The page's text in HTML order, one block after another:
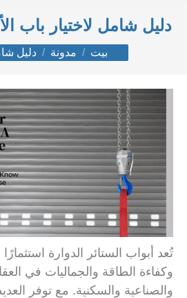
دليل شامل لاختيار باب
أنت هنا:
بيت مدونة دليل
تُعد أبواب الستائر الدوارة استثمارًا
وكفاءة الطاقة والجماليات في
والصناعية والسكنية. مع توفر